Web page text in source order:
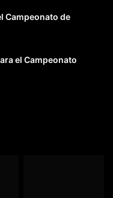
Campeonato de
el Campeonato